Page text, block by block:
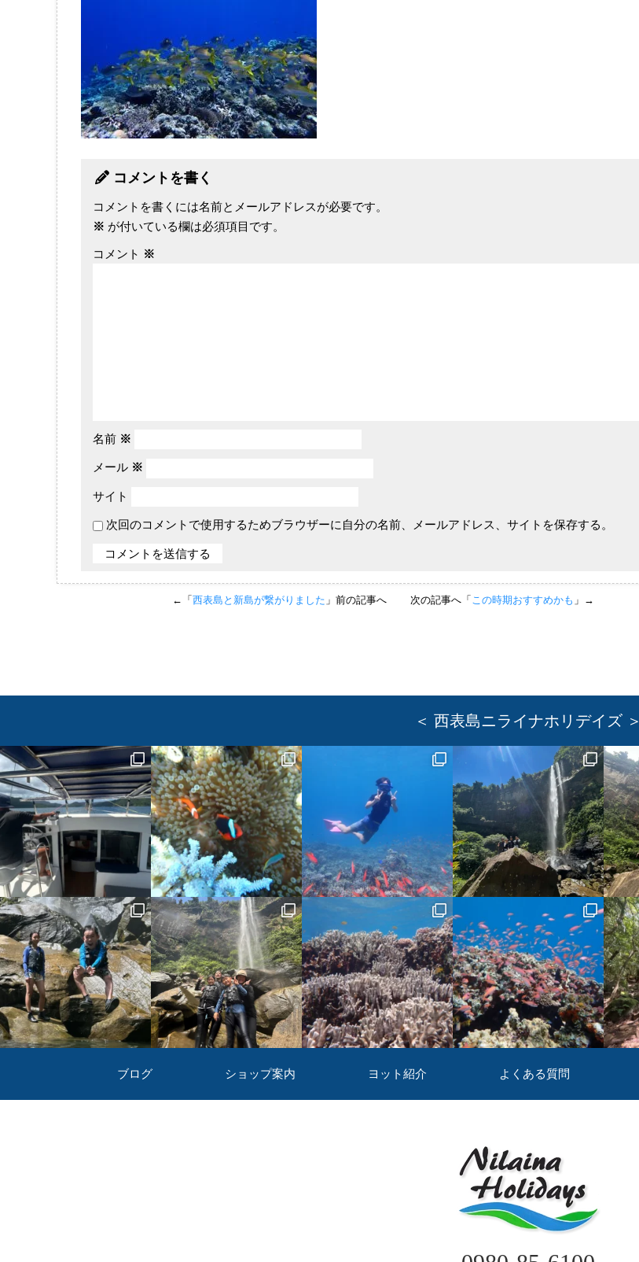
コメントを書く
コメントを書くには名前とメールアドレスが必要です。
※ が付いている欄は必須項目です。
コメント ※
名前 ※
メール ※
サイト
次回のコメントで使用するためブラウザーに自分の名前、メールアドレス、サイトを保存する。
←「 西表島と新島が繋がりました 」前の記事へ 次の記事へ「 この時期おすすめかも 」→
＜ 西表島ニライナホリデイズ ＞
ブログ ショップ案内 ヨット紹介 よくある質問